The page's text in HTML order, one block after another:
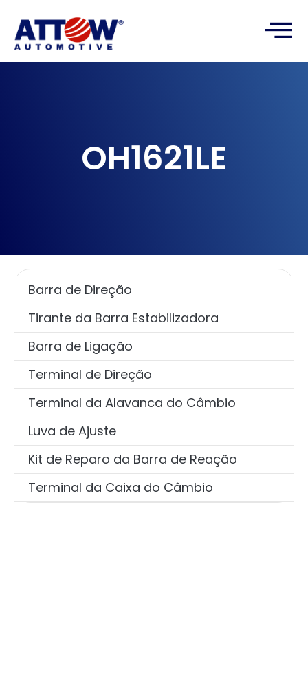
OH1621LE
Barra de Direção
Tirante da Barra Estabilizadora
Barra de Ligação
Terminal de Direção
Terminal da Alavanca do Câmbio
Luva de Ajuste
Kit de Reparo da Barra de Reação
Terminal da Caixa do Câmbio